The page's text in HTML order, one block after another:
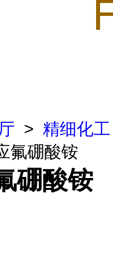
> 精细化工
氟硼酸铵
硼酸铵